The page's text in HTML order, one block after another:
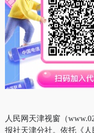
人民网天津视窗（
报社天津分社。依托《人